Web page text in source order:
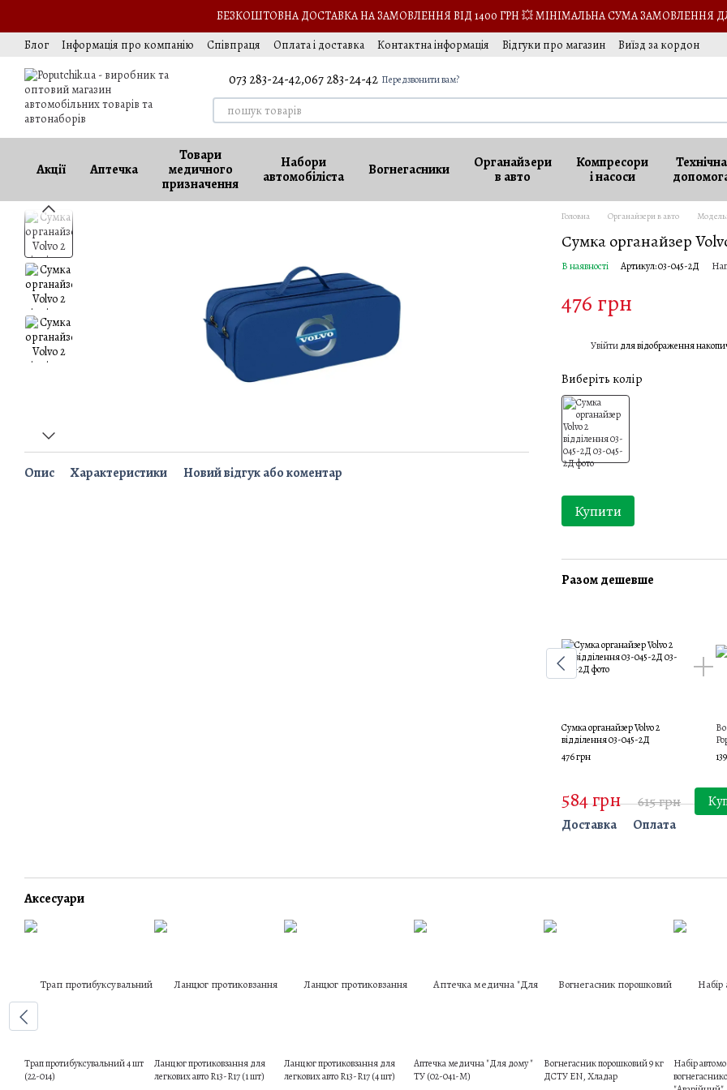
БЕЗКОШТОВНА ДОСТАВКА НА ЗАМОВЛЕННЯ ВІД 1400 ГРН 💥 МІНІМАЛЬНА СУМА ЗАМОВЛЕННЯ
Блог
Інформація про компанію Співпраця Оплата і доставка Контактна інформація Відгуки про магазин
Виїзд за кордон
073 283-24-42,067 283-24-42 Передзвонити вам?
Акції Аптечка
Товари
медичного
призначення
Набори
автомобіліста
Вогнегасники
Органайзери
в авто
Компресори
і насоси
Технічна
Опис Характеристики Новий відгук або коментар
Головна Органайзери в авто
Сумка органайзер
В наявності Артикул: 03-045-2Д
476 грн
Увійтидля відображення
Виберіть колір
Купити
Разом дешевше
Сумка органайзер Volvo 2
відділення 03-045-2Д
476 грн
584 грн 615 грн
Доставка
Оплата
Аксесуари
Трап протибуксувальний 4 шт
(22-014)
Ланцюг протиковзання для
легкових авто R13-R17 (1 шт)
Ланцюг протиковзання для
легкових авто R13-R17 (4 шт)
Аптечка медична "Для дому "
ТУ (02-041-М)
Вогнегасник порошковий 9 кг
ДСТУ EN, Хладар
Набір